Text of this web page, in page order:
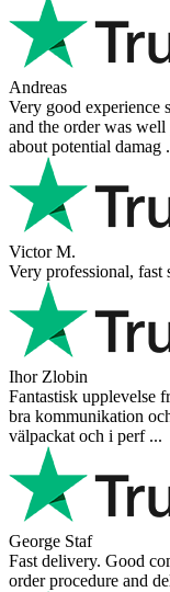
Andreas
Very good experience
and the order was
about potential damag
Victor M.
Very professional,
Ihor Zlobin
Fantastisk upplevelse
bra kommunikation
välpackat och i perf ...
George Staf
Fast delivery. Good
order procedure and